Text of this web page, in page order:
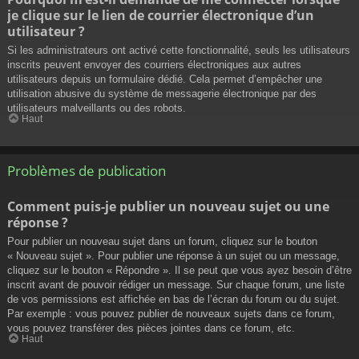
je clique sur le lien de courrier électronique d’un
utilisateur ?
Si les administrateurs ont activé cette fonctionnalité, seuls les utilisateurs
inscrits peuvent envoyer des courriers électroniques aux autres
utilisateurs depuis un formulaire dédié. Cela permet d’empêcher une
utilisation abusive du système de messagerie électronique par des
utilisateurs malveillants ou des robots.
Haut
Problèmes de publication
Comment puis-je publier un nouveau sujet ou une
réponse ?
Pour publier un nouveau sujet dans un forum, cliquez sur le bouton
« Nouveau sujet ». Pour publier une réponse à un sujet ou un message,
cliquez sur le bouton « Répondre ». Il se peut que vous ayez besoin d’être
inscrit avant de pouvoir rédiger un message. Sur chaque forum, une liste
de vos permissions est affichée en bas de l’écran du forum ou du sujet.
Par exemple : vous pouvez publier de nouveaux sujets dans ce forum,
vous pouvez transférer des pièces jointes dans ce forum, etc.
Haut